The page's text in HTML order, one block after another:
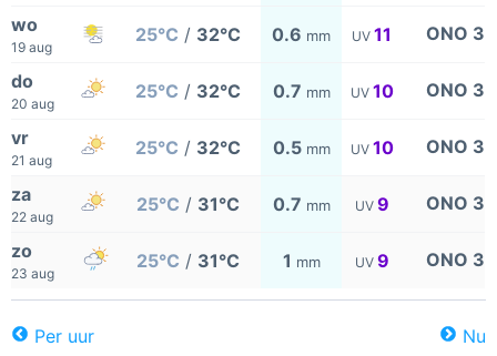
wo
19 aug
25°C / 32°C 0.6 mm UV 11 ONO 3
do
20 aug
25°C / 32°C 0.7 mm UV 10 ONO 3
vr
21 aug
25°C / 32°C 0.5 mm UV 10 ONO 3
za
22 aug
25°C / 31°C 0.7 mm UV 9 ONO 3
zo
23 aug
25°C / 31°C 1 mm UV 9 ONO 3
Per uur Nu